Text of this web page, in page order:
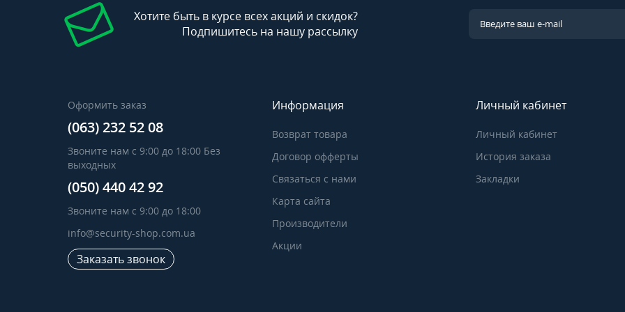
Хотите быть в курсе всех акций и скидок?
Подпишитесь на нашу рассылку
Оформить заказ
(063) 232 52 08
Звоните нам с 9:00 до 18:00 Без
выходных
(050) 440 42 92
Звоните нам с 9:00 до 18:00
info@security-shop.com.ua
Заказать звонок
Информация
Возврат товара
Договор офферты
Связаться с нами
Карта сайта
Производители
Акции
Личный кабинет
Личный кабинет
История заказа
Закладки